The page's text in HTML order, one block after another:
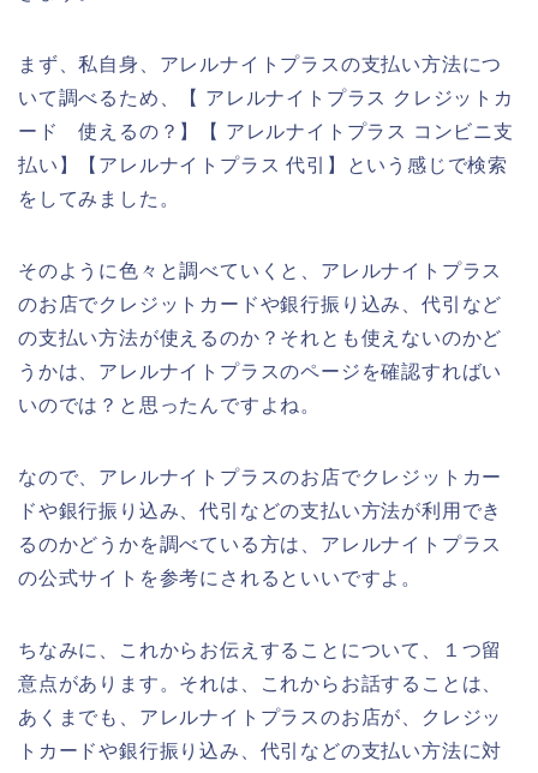
まず、私自身、アレルナイトプラスの支払い方法につ
いて調べるため、【 アレルナイトプラス クレジットカ
ード 使えるの？】【 アレルナイトプラス コンビニ支
払い】【アレルナイトプラス 代引】という感じで検索
をしてみました。
そのように色々と調べていくと、アレルナイトプラス
のお店でクレジットカードや銀行振り込み、代引など
の支払い方法が使えるのか？それとも使えないのかど
うかは、アレルナイトプラスのページを確認すればい
いのでは？と思ったんですよね。
なので、アレルナイトプラスのお店でクレジットカー
ドや銀行振り込み、代引などの支払い方法が利用でき
るのかどうかを調べている方は、アレルナイトプラス
の公式サイトを参考にされるといいですよ。
ちなみに、これからお伝えすることについて、１つ留
意点があります。それは、これからお話することは、
あくまでも、アレルナイトプラスのお店が、クレジッ
トカードや銀行振り込み、代引などの支払い方法に対